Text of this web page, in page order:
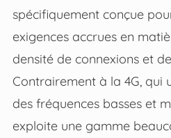
spécifiquement conçue
exigences accrues en
densité de connexions et
Contrairement à la 4G, qui
des fréquences basses et
exploite une gamme